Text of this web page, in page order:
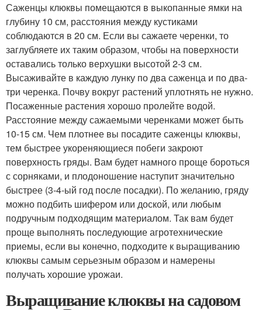
Саженцы клюквы помещаются в выкопанные ямки на
глубину 10 см, расстояния между кустиками
соблюдаются в 20 см. Если вы сажаете черенки, то
заглубляете их таким образом, чтобы на поверхности
оставались только верхушки высотой 2-3 см.
Высаживайте в каждую лунку по два саженца и по два-
три черенка. Почву вокруг растений уплотнять не нужно.
Посаженные растения хорошо пролейте водой.
Расстояние между сажаемыми черенками может быть
10-15 см. Чем плотнее вы посадите саженцы клюквы,
тем быстрее укореняющиеся побеги закроют
поверхность гряды. Вам будет намного проще бороться
с сорняками, и плодоношение наступит значительно
быстрее (3-4-ый год после посадки). По желанию, гряду
можно подбить шифером или доской, или любым
подручным подходящим материалом. Так вам будет
проще выполнять последующие агротехнические
приемы, если вы конечно, подходите к выращиванию
клюквы самым серьезным образом и намерены
получать хорошие урожаи.
Выращивание клюквы на садовом